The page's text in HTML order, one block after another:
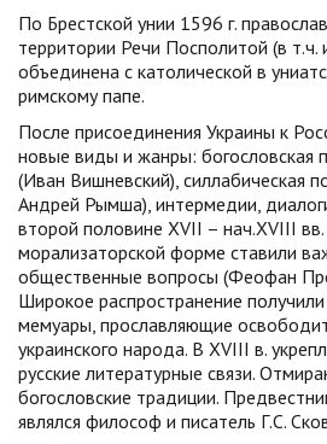
По Брестской унии 1596 г.
территории Речи Посполитой (в т.ч.
объединена с католической в
римскому папе.
После присоединения Украины к
новые виды и жанры: богословская
(Иван Вишневский), силлабическая
Андрей Рымша), интермедии,
второй половине ХVII – нач.ХVIII
морализаторской форме ставили
общественные вопросы (Феофан
Широкое распространение
мемуары, прославляющие
украинского народа. В ХVIII в.
русские литературные связи.
богословские традиции.
являлся философ и писатель Г.С.